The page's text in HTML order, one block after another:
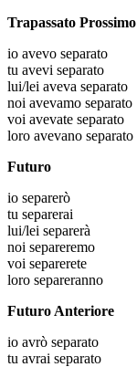
Trapassato Prossimo
io avevo separato
tu avevi separato
lui/lei aveva separato
noi avevamo separato
voi avevate separato
loro avevano separato
Futuro
io separerò
tu separerai
lui/lei separerà
noi separeremo
voi separerete
loro separeranno
Futuro Anteriore
io avrò separato
tu avrai separato